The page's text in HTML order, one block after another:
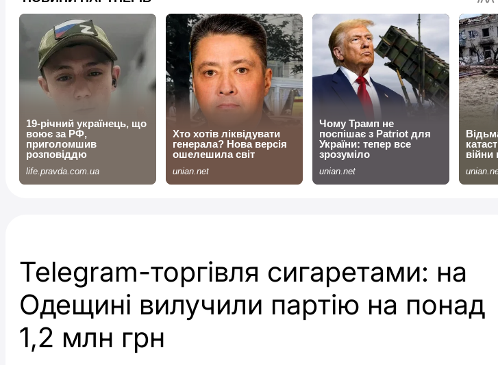
Telegram-торгівля сигаретами: на
Одещині вилучили партію на понад
1,2 млн грн